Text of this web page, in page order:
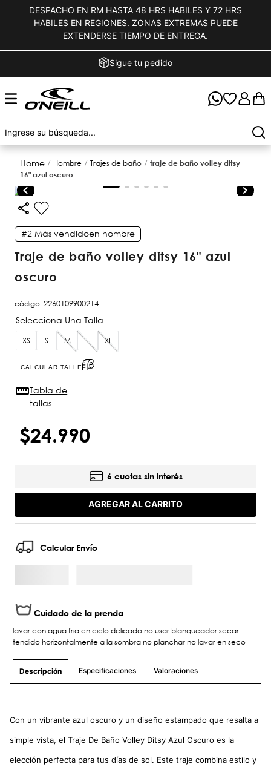
DESPACHO EN RM HASTA 48 HRS HABILES Y 72 HRS
HABILES EN REGIONES. ZONAS EXTREMAS PUEDE
EXTENDERSE TIEMPO DE ENTREGA.
Sigue tu pedido
hombre trajes de baño
traje de baño volley ditsy
16" azul oscuro
#2 Más vendidoen hombre
traje de baño volley ditsy 16" azul
oscuro
código:2260109900214
XS S M L XL
CALCULAR TALLE
Tabla de
tallas
$24.990
6 cuotas sin interés
AGREGAR AL CARRITO
Calcular Envío
Cuidado de la prenda
lavar con agua fria en ciclo delicado no usar blanqueador secar
tendido horizontalmente a la sombra no planchar no lavar en seco
Descripción Especificaciones Valoraciones
Con un vibrante azul oscuro y un diseño estampado que resalta a
simple vista, el Traje De Baño Volley Ditsy Azul Oscuro es la
elección perfecta para tus días de sol. Este traje combina estilo y